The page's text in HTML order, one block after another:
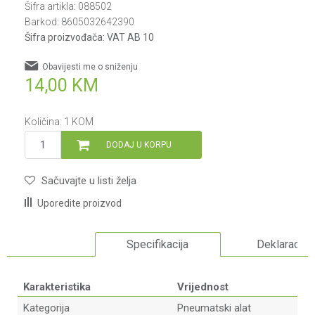
Šifra artikla: 088502
Barkod: 8605032642390
Šifra proizvođača: VAT AB 10
14,00 KM
Obavijesti me o sniženju
Količina: 1 KOM
DODAJ U KORPU
Sačuvajte u listi želja
Uporedite proizvod
Specifikacija Deklaracija
Karakteristika
Vrijednost
Kategorija
Pneumatski alat